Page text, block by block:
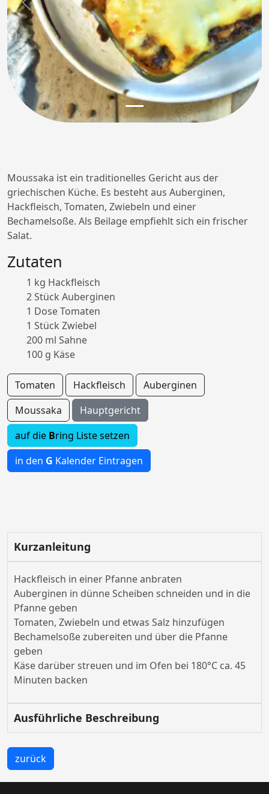
Previous Next
Moussaka ist ein traditionelles Gericht aus der
griechischen Küche. Es besteht aus Auberginen,
Hackfleisch, Tomaten, Zwiebeln und einer
Bechamelsoße. Als Beilage empfiehlt sich ein frischer
Salat.
Zutaten
1 kg Hackfleisch
2 Stück Auberginen
1 Dose Tomaten
1 Stück Zwiebel
200 ml Sahne
100 g Käse
Tomaten Hackfleisch
Auberginen
Moussaka
Hauptgericht
auf die Bring Liste setzen
in den G Kalender Eintragen
Kurzanleitung
Hackfleisch in einer Pfanne anbraten
Auberginen in dünne Scheiben schneiden und in die
Pfanne geben
Tomaten, Zwiebeln und etwas Salz hinzufügen
Bechamelsoße zubereiten und über die Pfanne
geben
Käse darüber streuen und im Ofen bei 180°C ca. 45
Minuten backen
Ausführliche Beschreibung
zurück